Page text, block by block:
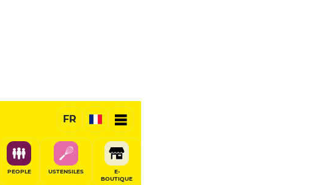
FR
PEOPLE USTENSILES
E-
BOUTIQUE
RÉSERVER